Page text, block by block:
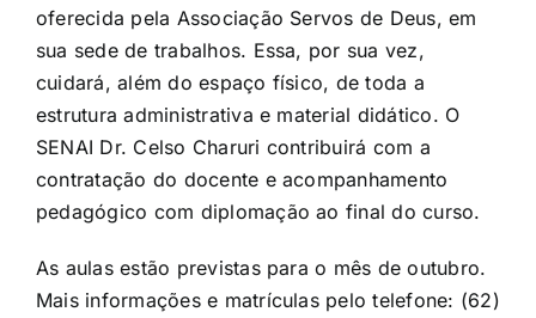
oferecida pela Associação Servos de Deus, em
sua sede de trabalhos. Essa, por sua vez,
cuidará, além do espaço físico, de toda a
estrutura administrativa e material didático. O
SENAI Dr. Celso Charuri contribuirá com a
contratação do docente e acompanhamento
pedagógico com diplomação ao final do curso.
As aulas estão previstas para o mês de outubro.
Mais informações e matrículas pelo telefone: (62)